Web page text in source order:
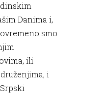
Danima i,
smo
ili
i